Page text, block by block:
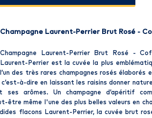
Champagne Laurent-Perrier Brut Rosé -
Champagne Laurent-Perrier Brut Rosé -
Laurent-Perrier est la cuvée la plus
l’un des très rares champagnes rosés élaborés
à-dire en laissant les raisins donner
ses arômes. Un champagne d’apéritif
être même l'une des plus belles valeurs en
flacons Laurent-Perrier, la cuvée brut